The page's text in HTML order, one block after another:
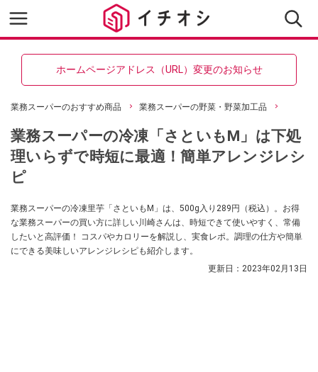
ホームページアドレス（URL）変更のお知らせ
業務スーパーのおすすめ商品 業務スーパーの野菜・野菜加工品
業務スーパーの冷凍「さといもM」は下処
理いらずで時短に最適！簡単アレンジレシ
ピ
業務スーパーの冷凍里芋「さといもM」は、500g入り289円（税込）。お得
な業務スーパーの買い方に詳しい川崎さんは、時短できて使いやすく、常備
したいと高評価！ コスパやカロリーを解説し、実食レポ。調理の仕方や簡単
にできる美味しいアレンジレシピも紹介します。
更新日： 2023年02月13日